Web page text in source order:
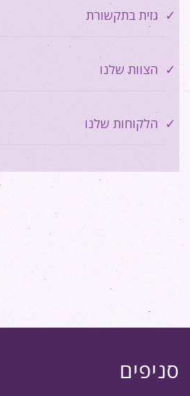
גזית בתקשורת
הצוות שלנו
הלקוחות שלנו
סניפים